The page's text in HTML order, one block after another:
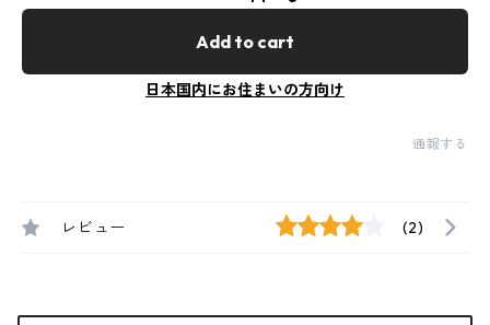
Add to cart
日本国内にお住まいの方向け
通報する
レビュー (2)